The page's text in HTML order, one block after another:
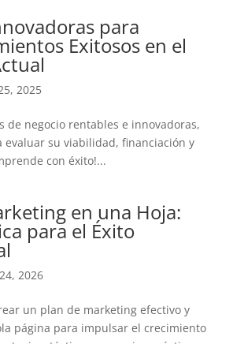
para
Exitosos en el
2025
de negocio rentables e innovadoras,
evaluar su viabilidad, financiación y
con éxito!...
en una Hoja:
para el Éxito
2026
un plan de marketing efectivo y
página para impulsar el crecimiento